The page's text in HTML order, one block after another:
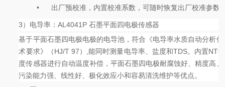
•
出厂预校准，内置校准系数，可随时恢复出厂校准参数
3）电导率：AL4041P 石墨平面四电极传感器
基于平面石墨四电极电极的电导池，符合《电导率水质自动分析仪
术要求》（HJ/T 97）,能同时测量电导率、盐度和TDS。内置NTC
度传感器进行自动温度补偿，平面石墨四电极耐腐蚀好、精度高、
污染能力强、线性好、极化效应小和容易清洗维护等优点。